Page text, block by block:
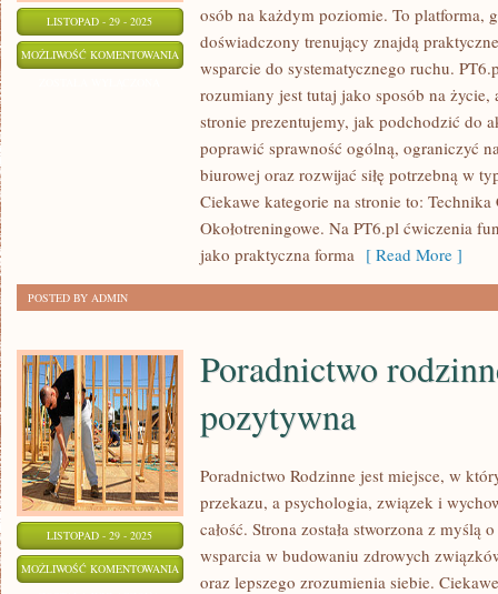
LISTOPAD - 29 - 2025
MOŻLIWOŚĆ KOMENTOWANIA
DŁUGOWIECZNOŚCI
FITNESS
osób na każdym poziomie. To platforma,
doświadczony trenujący znajdą
wsparcie do systematycznego ruchu.
rozumiany jest tutaj jako sposób na
stronie prezentujemy, jak podchodzić do
poprawić sprawność ogólną, ograniczyć
biurowej oraz rozwijać siłę potrzebną w
Ciekawe kategorie na stronie to:
Okołotreningowe. Na PT6.pl ćwiczenia
jako praktyczna forma [ Read More ]
POSTED BY ADMIN
LISTOPAD - 29 - 2025
MOŻLIWOŚĆ KOMENTOWANIA PORADNICTWO
Poradnictwo
pozytywna
Poradnictwo Rodzinne jest miejsce, w
przekazu, a psychologia, związek i
całość. Strona została stworzona z
wsparcia w budowaniu zdrowych
oraz lepszego zrozumienia siebie.